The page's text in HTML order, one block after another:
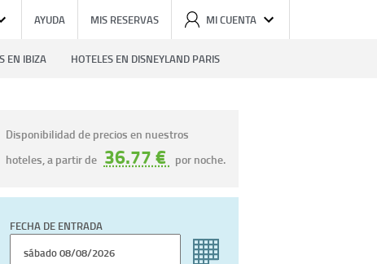
AYUDA MIS RESERVAS MI CUENTA
EN IBIZA HOTELES EN DISNEYLAND PARIS
Disponibilidad de precios en nuestros
hoteles, a partir de 36.77 € por noche.
FECHA DE ENTRADA